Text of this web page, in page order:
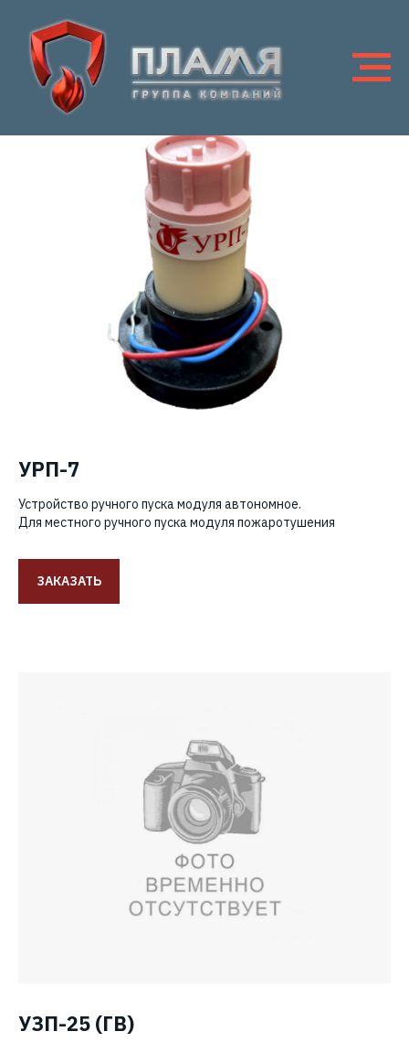
Комплектующее оборудование для модулей
пожаротушения тонкораспыленной водой серии
«Тайфун».
УРП-7
Устройство ручного пуска модуля автономное.
Для местного ручного пуска модуля пожаротушения
ЗАКАЗАТЬ
УЗП-25 (ГВ)